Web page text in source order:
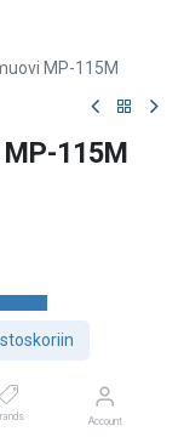
Account
MP-115M
115M